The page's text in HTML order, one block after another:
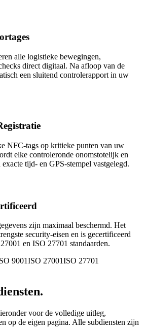
alle logistieke bewegingen,
direct digitaal. Na afloop van de
een sluitend controlerapport in uw
NFC-tags op kritieke punten van uw
elke controleronde onomstotelijk en
tijd- en GPS-stempel vastgelegd.
zijn maximaal beschermd. Het
security-eisen en is gecertificeerd
en ISO 27701 standaarden.
9001ISO 27001ISO 27701
.
voor de volledige uitleg,
op de eigen pagina. Alle subdiensten zijn